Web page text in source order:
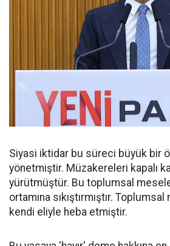
Siyasi iktidar bu süreci büyük bir
yönetmiştir. Müzakereleri kapalı
yürütmüştür. Bu toplumsal
ortamına sıkıştırmıştır.
kendi eliyle heba etmiştir.